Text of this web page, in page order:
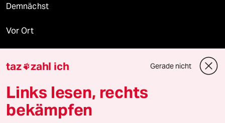
Demnächst
Vor Ort
taz lab 2027
taz zahl ich Gerade nicht
Links lesen, rechts
bekämpfen